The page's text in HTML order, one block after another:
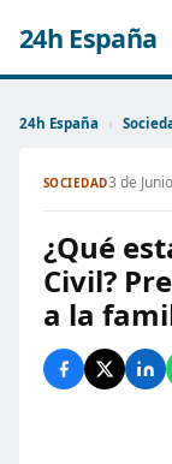
24h España
24h España ›
SOCIEDAD3 de
¿Qué
Civil?
a la